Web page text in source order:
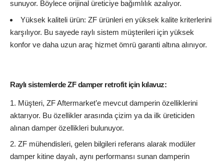
sunuyor. Böylece orijinal üreticiye bağımlılık azalıyor.
Yüksek kaliteli ürün: ZF ürünleri en yüksek kalite kriterlerini
karşılıyor. Bu sayede raylı sistem müşterileri için yüksek
konfor ve daha uzun araç hizmet ömrü garanti altına alınıyor.
Raylı sistemlerde ZF damper retrofit için kılavuz:
Müşteri, ZF Aftermarket’e mevcut damperin özelliklerini
aktarıyor. Bu özellikler arasında çizim ya da ilk üreticiden
alınan damper özellikleri bulunuyor.
ZF mühendisleri, gelen bilgileri referans alarak modüler
damper kitine dayalı, aynı performansı sunan damperin